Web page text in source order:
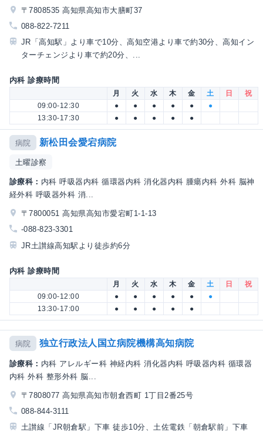
〒7808535 高知県高知市大膳町37
088-822-7211
JR「高知駅」より車で10分、高知空港より車で約30分、高知イン
ターチェンジより車で約20分、...
内科 診療時間
月 火 水 木 金 土 日
祝
09:00-12:30
● ● ● ● ●
●
13:30-17:30
● ● ● ● ●
病院 新松田会愛宕病院
土曜診察
診療科： 内科 呼吸器内科 循環器内科 消化器内科 腫瘍内科 外科 脳神
経外科 呼吸器外科 消...
〒7800051 高知県高知市愛宕町1-1-13
-088-823-3301
JR土讃線高知駅より徒歩約6分
内科 診療時間
月 火 水 木 金 土 日
祝
09:00-12:00
● ● ● ● ●
●
13:30-17:00
● ● ● ● ●
病院 独立行政法人国立病院機構高知病院
診療科： 内科 アレルギー科 神経内科 消化器内科 呼吸器内科 循環器
内科 外科 整形外科 脳...
〒7808077 高知県高知市朝倉西町 1丁目2番25号
088-844-3111
土讃線「JR朝倉駅」下車 徒歩10分、土佐電鉄「朝倉駅前」下車